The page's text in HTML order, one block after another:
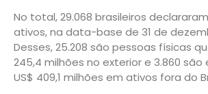
No total, 29.068 brasileiros
ativos, na data-base de 31 de
Desses, 25.208 são pessoas físicas
245,4 milhões no exterior e 3.860
US$ 409,1 milhões em ativos fora do